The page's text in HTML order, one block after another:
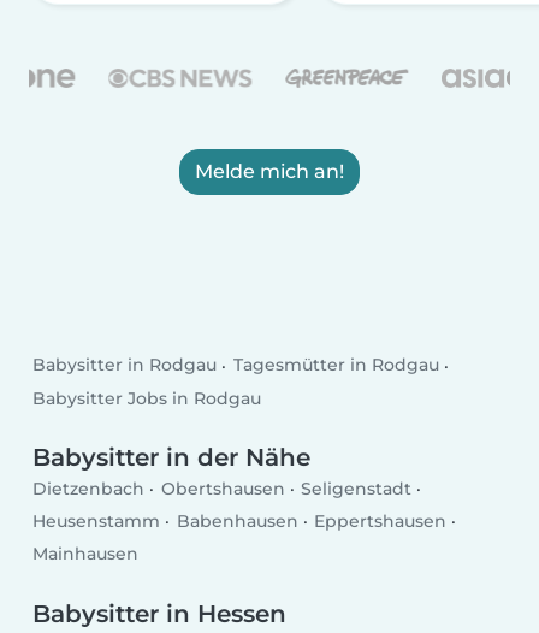
Melde mich an!
Babysitter in Rodgau
Tagesmütter in Rodgau
Babysitter Jobs in Rodgau
Babysitter in der Nähe
Dietzenbach Obertshausen
Seligenstadt
Heusenstamm
Babenhausen
Eppertshausen
Mainhausen
Babysitter in Hessen